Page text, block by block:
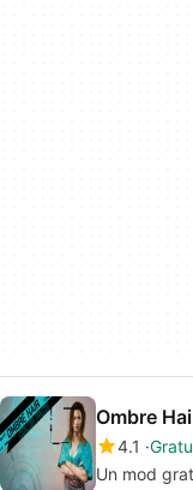
Ombre
4.1
Un mod